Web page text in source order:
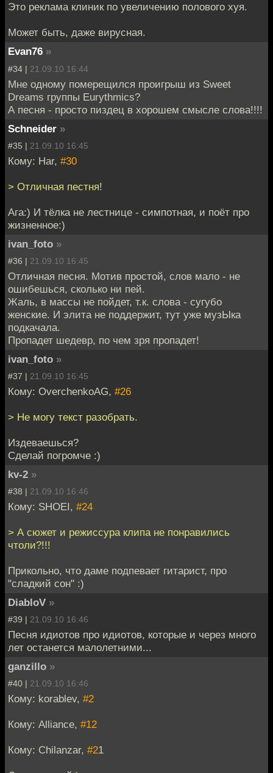
Это реклама клиник по увеличению полового хуя.
Может быть, даже вирусная.
Evan76 »
#34 | 21.09.10 16:44
Мне одному померещился проигрыш из Sweet
Dreams группы Eurythmics?
А песня - просто пиздец в хорошем смысле слова!!!!
Schneider »
#35 | 21.09.10 16:45
Кому: Har, #30
> Отличная пестня!
Ага:) И тёлка не лестнице - симпотная, и поёт про
жизненное:)
ivan_foto »
#36 | 21.09.10 16:45
Отличная песня. Мотив простой, слов мало - не
ошибешься, сколько ни пей.
Жаль, в массы не пойдет, т.к. слова - сугубо
женские. И элита не поддержит, тут уже музЫка
подкачала.
Пропадет шедевр, по чем зря пропадет!
ivan_foto »
#37 | 21.09.10 16:45
Кому: OverchenkoAG, #26
> Не могу текст разобрать.
Издеваешься?
Сделай погромче :)
kv-2 »
#38 | 21.09.10 16:46
Кому: SHOEI, #24
> А сюжет и режиссура клипа не понравились
чтоли?!!!
Прикольно, что даме подпевает гитарист, про
"сладкий сон" :)
DiabloV »
#39 | 21.09.10 16:46
Песня идиотов про идиотов, которые и через много
лет останется малолетними...
ganzillo »
#40 | 21.09.10 16:46
Кому: korablev, #2
Кому: Alliance, #12
Кому: Chilanzar, #21